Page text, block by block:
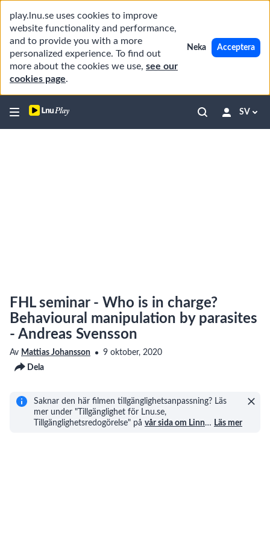
play.lnu.se uses cookies to improve
website functionality and performance,
and to provide you with a more
personalized experience. To find out
more about the cookies we use, see our
cookies page.
Neka Acceptera
SV
FHL seminar - Who is in charge?
Behavioural manipulation by parasites
- Andreas Svensson
Av Mattias Johansson
9 oktober, 2020
Dela
Saknar den här filmen tillgänglighetsanpassning? Läs
mer under "Tillgänglighet för Lnu.se,
Tillgänglighetsredogörelse" på vår sida om Linn… Läs mer